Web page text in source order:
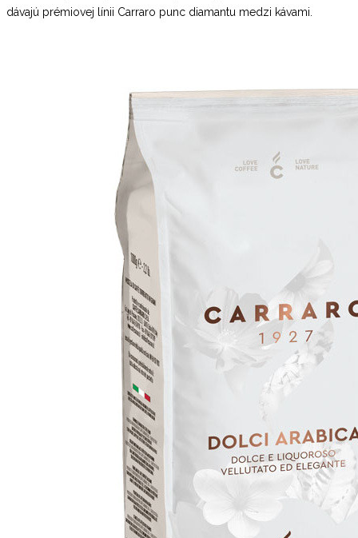
dávajú prémiovej línii Carraro punc diamantu medzi kávami.